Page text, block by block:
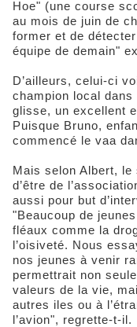
Hoe" (une course
au mois de juin de
former et de
équipe de demain"
D’ailleurs, celui-ci
champion local
glisse, un excellent
Puisque Bruno,
commencé le vaa
Mais selon Albert, le
d’être de
aussi pour but
"Beaucoup de
fléaux comme la
l’oisiveté. Nous
nos jeunes à venir
permettrait non
valeurs de la vie,
autres iles ou à
l’avion", regrette-t-il.